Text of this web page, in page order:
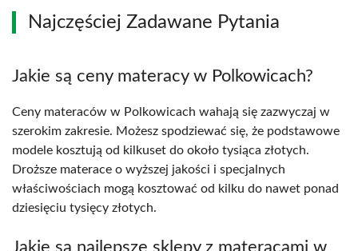
Najczęściej Zadawane Pytania
Jakie są ceny materacy w Polkowicach?
Ceny materaców w Polkowicach wahają się zazwyczaj w
szerokim zakresie. Możesz spodziewać się, że podstawowe
modele kosztują od kilkuset do około tysiąca złotych.
Droższe materace o wyższej jakości i specjalnych
właściwościach mogą kosztować od kilku do nawet ponad
dziesięciu tysięcy złotych.
Jakie są najlepsze sklepy z materacami w